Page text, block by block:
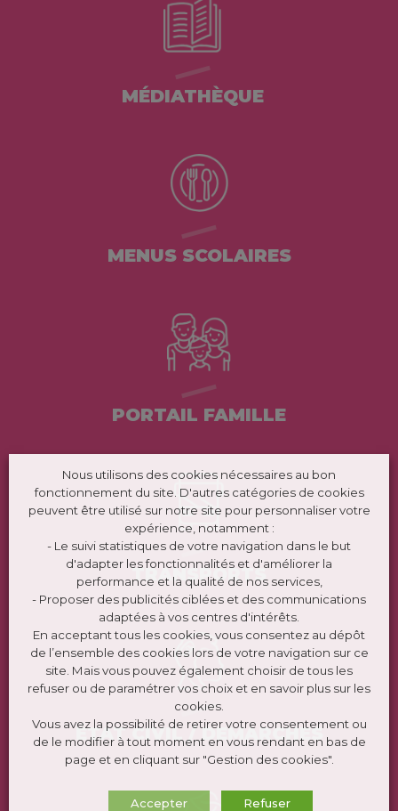
MÉDIATHÈQUE
MENUS SCOLAIRES
PORTAIL FAMILLE
TRANSPORTS
ÉTAT CIVIL / DEMARCHES
Nous utilisons des cookies nécessaires au bon
fonctionnement du site. D'autres catégories de cookies
peuvent être utilisé sur notre site pour personnaliser votre
expérience, notamment :
- Le suivi statistiques de votre navigation dans le but
d'adapter les fonctionnalités et d'améliorer la
performance et la qualité de nos services,
- Proposer des publicités ciblées et des communications
adaptées à vos centres d'intérêts.
En acceptant tous les cookies, vous consentez au dépôt
de l’ensemble des cookies lors de votre navigation sur ce
site. Mais vous pouvez également choisir de tous les
refuser ou de paramétrer vos choix et en savoir plus sur les
cookies.
Vous avez la possibilité de retirer votre consentement ou
de le modifier à tout moment en vous rendant en bas de
page et en cliquant sur "Gestion des cookies".
Accepter Refuser